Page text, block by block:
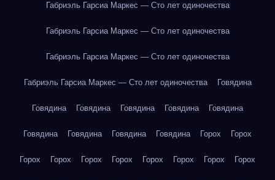
Габриэль Гарсиа Маркес — Сто лет одиночества
Габриэль Гарсиа Маркес — Сто лет одиночества
Габриэль Гарсиа Маркес — Сто лет одиночества
Габриэль Гарсиа Маркес — Сто лет одиночества Говядина
Говядина Говядина Говядина Говядина Говядина
Говядина Говядина Говядина Говядина Горох Горох
Горох Горох Горох Горох Горох Горох Горох Горох